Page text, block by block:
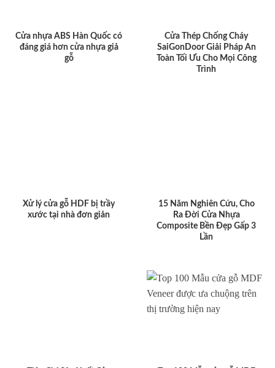
Cửa nhựa ABS Hàn Quốc có
đáng giá hơn cửa nhựa giả
gỗ
Cửa Thép Chống Cháy
SaiGonDoor Giải Pháp An
Toàn Tối Ưu Cho Mọi Công
Trình
Xử lý cửa gỗ HDF bị trầy
xước tại nhà đơn giản
15 Năm Nghiên Cứu, Cho
Ra Đời Cửa Nhựa
Composite Bền Đẹp Gấp 3
Lần